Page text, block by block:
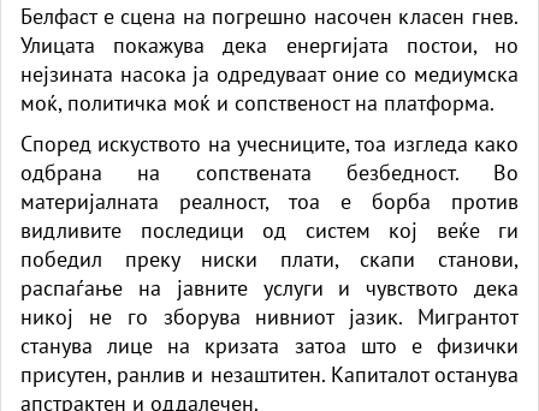
Белфаст е сцена на погрешно насочен класен гнев.
Улицата покажува дека енергијата постои, но
нејзината насока ја одредуваат оние со медиумска
моќ, политичка моќ и сопственост на платформа.
Според искуството на учесниците, тоа изгледа како
одбрана на сопствената безбедност. Во
материјалната реалност, тоа е борба против
видливите последици од систем кој веќе ги
победил преку ниски плати, скапи станови,
распаѓање на јавните услуги и чувството дека
никој не го зборува нивниот јазик. Мигрантот
станува лице на кризата затоа што е физички
присутен, ранлив и незаштитен. Капиталот останува
апстрактен и оддалечен.